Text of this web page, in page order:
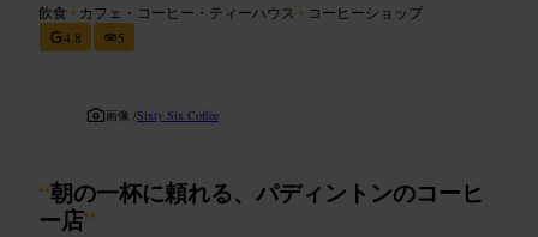
飲食 • カフェ・コーヒー・ティーハウス • コーヒーショップ
4.8
5
画像 /Sixty Six Coffee
“朝の一杯に頼れる、パディントンのコーヒ
ー店”